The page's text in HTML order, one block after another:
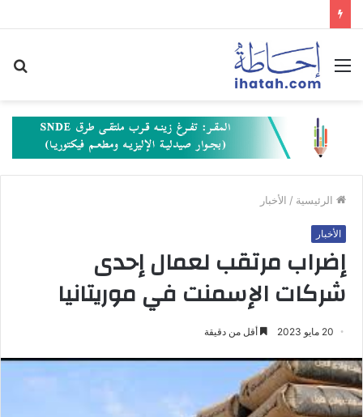
القائمة
الرئيسية / الأخبار
الأخبار
إضراب مرتقب لعمال إحدى
شركات الإسمنت في موريتانيا
20 مايو 2023 أقل من دقيقة